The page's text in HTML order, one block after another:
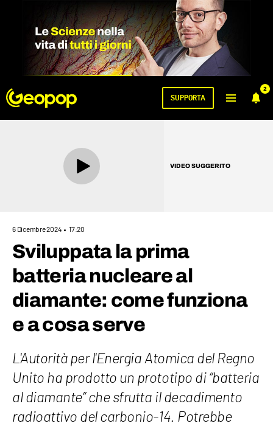
2
SUPPORTA
VIDEO SUGGERITO
6 Dicembre 2024 17:20
Sviluppata la prima
batteria nucleare al
diamante: come funziona
e a cosa serve
L'Autorità per l'Energia Atomica del Regno
Unito ha prodotto un prototipo di “batteria
al diamante” che sfrutta il decadimento
radioattivo del carbonio-14. Potrebbe